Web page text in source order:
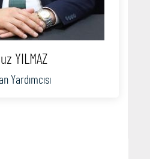
YILMAZ
Yardımcısı